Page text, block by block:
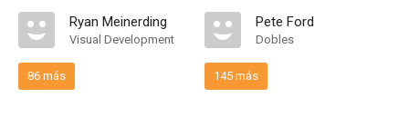
Ryan Meinerding
Visual Development
86 más
Pete Ford
Dobles
145 más